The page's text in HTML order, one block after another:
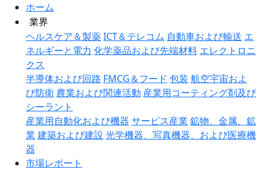
ホーム
業界
ヘルスケア＆製薬ICT＆テレコム 自動車および輸送 エ
ネルギーと電力 化学薬品および先端材料 エレクトロニ
クス
半導体および回路 FMCG＆フード 包装 航空宇宙およ
び防衛 農業および関連活動 産業用コーティング剤及び
シーラント
産業用自動化および機器 サービス産業 鉱物、金属、鉱
業 建築および建設 光学機器、写真機器、および医療機
器
市場レポート